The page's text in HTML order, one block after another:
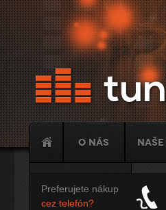
O nás
Tuning
Preferujete nákup
cez telefón?